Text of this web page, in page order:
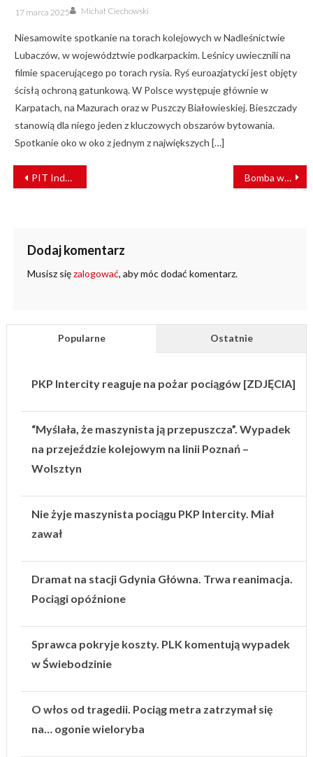
Posted
on
17 marca 2025 Author
Michał Ciechowski
Niesamowite spotkanie na torach kolejowych w Nadleśnictwie
Lubaczów, w województwie podkarpackim. Leśnicy uwiecznili na
filmie spacerującego po torach rysia. Ryś euroazjatycki jest objęty
ścisłą ochroną gatunkową. W Polsce występuje głównie w
Karpatach, na Mazurach oraz w Puszczy Białowieskiej. Bieszczady
stanowią dla niego jeden z kluczowych obszarów bytowania.
Spotkanie oko w oko z jednym z największych […]
NAWIGACJA
WPISU
PIT Industry – jakość jest priorytetem [WYWIAD] Bomba w pociągu z Rzeszowa do Kołobrzegu? Służby w akcji
Dodaj komentarz
Musisz sięzalogować, aby móc dodać komentarz.
Popularne Ostatnie
PKP Intercity reaguje na pożar pociągów [ZDJĘCIA]
“Myślała, że maszynista ją przepuszcza”. Wypadek
na przejeździe kolejowym na linii Poznań –
Wolsztyn
Nie żyje maszynista pociągu PKP Intercity. Miał
zawał
Dramat na stacji Gdynia Główna. Trwa reanimacja.
Pociągi opóźnione
Sprawca pokryje koszty. PLK komentują wypadek
w Świebodzinie
O włos od tragedii. Pociąg metra zatrzymał się
na… ogonie wieloryba